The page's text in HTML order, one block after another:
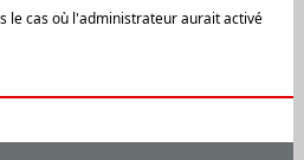
le cas où l'administrateur aurait activé